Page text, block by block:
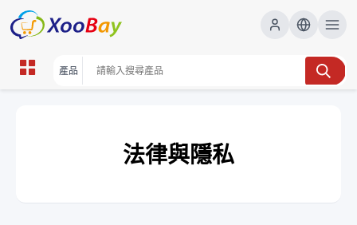
法律與隱私